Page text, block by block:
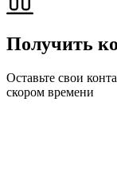
Получить
Оставьте свои
скором времени